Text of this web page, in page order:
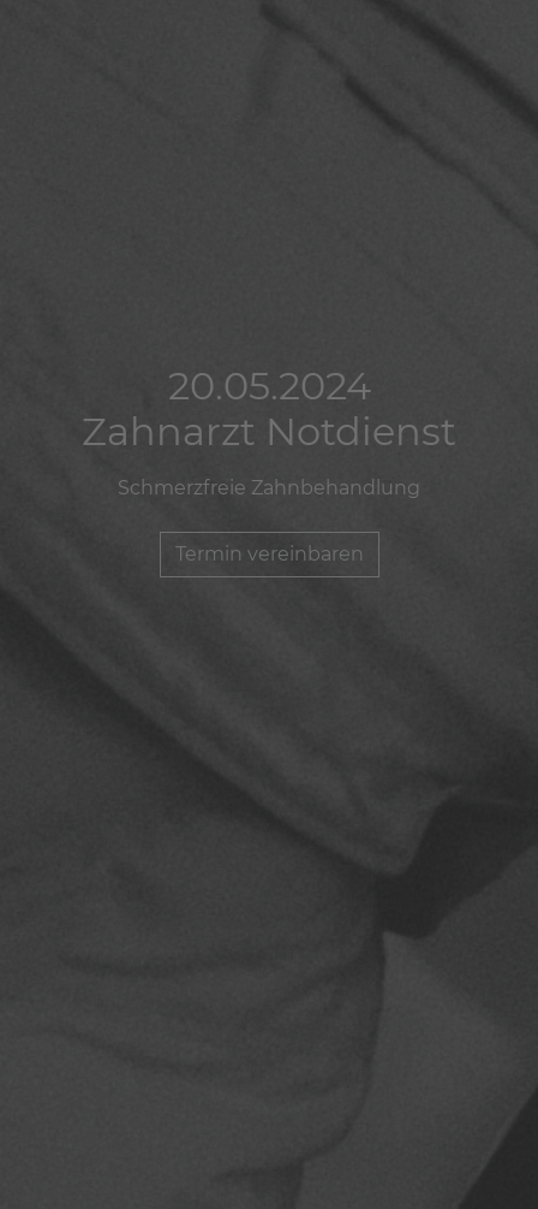
20.05.2024
Zahnarzt Notdienst
Schmerzfreie Zahnbehandlung
Termin vereinbaren
20.05.2024
Zahnarzt Notdienst
Schmerzfreie Zahnbehandlung
Termin vereinbaren
20.05.2024
Zahnarzt Notdienst
Schmerzfreie Zahnbehandlung
Termin vereinbaren